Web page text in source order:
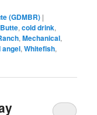
(GDMBR) |
Butte,cold drink,
,Mechanical,
angel,Whitefish,